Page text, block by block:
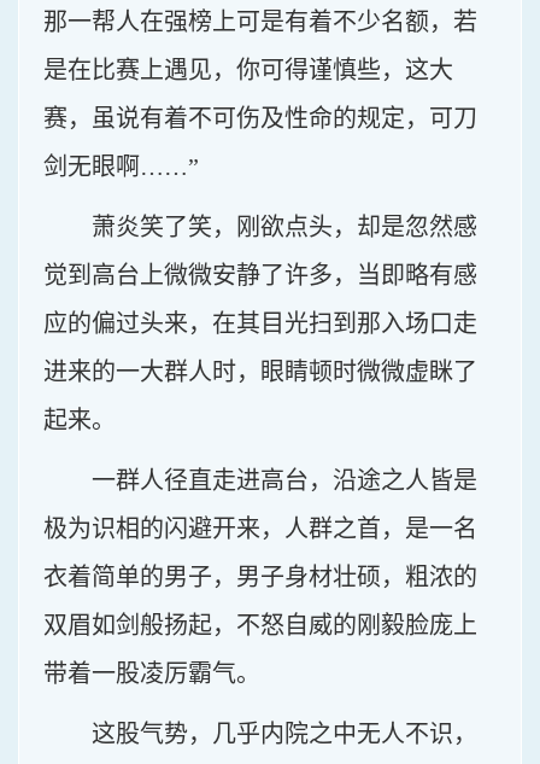
那一帮人在强榜上可是有着不少名额，若
是在比赛上遇见，你可得谨慎些，这大
赛，虽说有着不可伤及性命的规定，可刀
剑无眼啊……”
萧炎笑了笑，刚欲点头，却是忽然感
觉到高台上微微安静了许多，当即略有感
应的偏过头来，在其目光扫到那入场口走
进来的一大群人时，眼睛顿时微微虚眯了
起来。
一群人径直走进高台，沿途之人皆是
极为识相的闪避开来，人群之首，是一名
衣着简单的男子，男子身材壮硕，粗浓的
双眉如剑般扬起，不怒自威的刚毅脸庞上
带着一股凌厉霸气。
这股气势，几乎内院之中无人不识，